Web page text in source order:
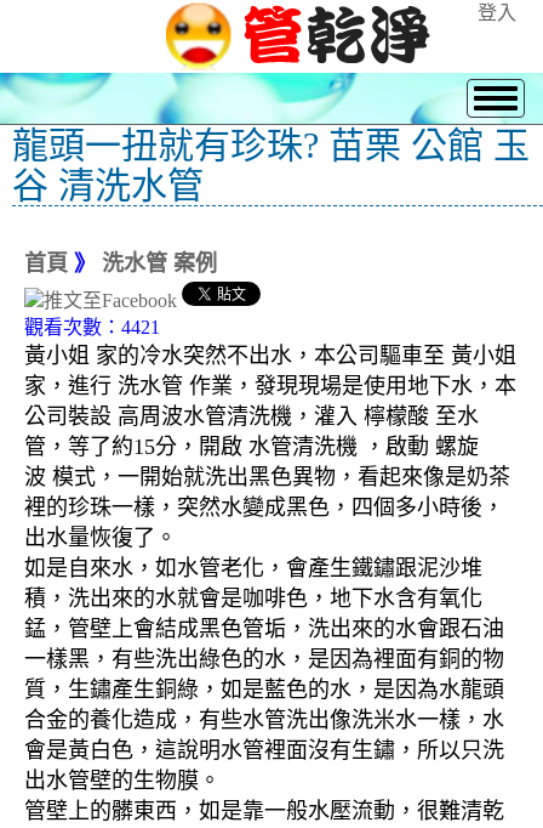
登入
龍頭一扭就有珍珠? 苗栗 公館 玉
谷 清洗水管
首頁 》 洗水管 案例
觀看次數：4421
黃小姐 家的冷水突然不出水，本公司驅車至 黃小姐
家，進行 洗水管 作業，發現現場是使用地下水，本
公司裝設 高周波水管清洗機，灌入 檸檬酸 至水
管，等了約15分，開啟 水管清洗機 ，啟動 螺旋
波 模式，一開始就洗出黑色異物，看起來像是奶茶
裡的珍珠一樣，突然水變成黑色，四個多小時後，
出水量恢復了。
如是自來水，如水管老化，會產生鐵鏽跟泥沙堆
積，洗出來的水就會是咖啡色，地下水含有氧化
錳，管壁上會結成黑色管垢，洗出來的水會跟石油
一樣黑，有些洗出綠色的水，是因為裡面有銅的物
質，生鏽產生銅綠，如是藍色的水，是因為水龍頭
合金的養化造成，有些水管洗出像洗米水一樣，水
會是黃白色，這說明水管裡面沒有生鏽，所以只洗
出水管壁的生物膜。
管壁上的髒東西，如是靠一般水壓流動，很難清乾